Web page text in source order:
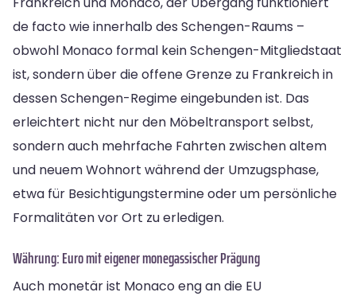
de facto wie innerhalb des Schengen-Raums –
obwohl Monaco formal kein Schengen-Mitgliedstaat
ist, sondern über die offene Grenze zu Frankreich in
dessen Schengen-Regime eingebunden ist. Das
erleichtert nicht nur den Möbeltransport selbst,
sondern auch mehrfache Fahrten zwischen altem
und neuem Wohnort während der Umzugsphase,
etwa für Besichtigungstermine oder um persönliche
Formalitäten vor Ort zu erledigen.
Währung: Euro mit eigener monegassischer Prägung
Auch monetär ist Monaco eng an die EU